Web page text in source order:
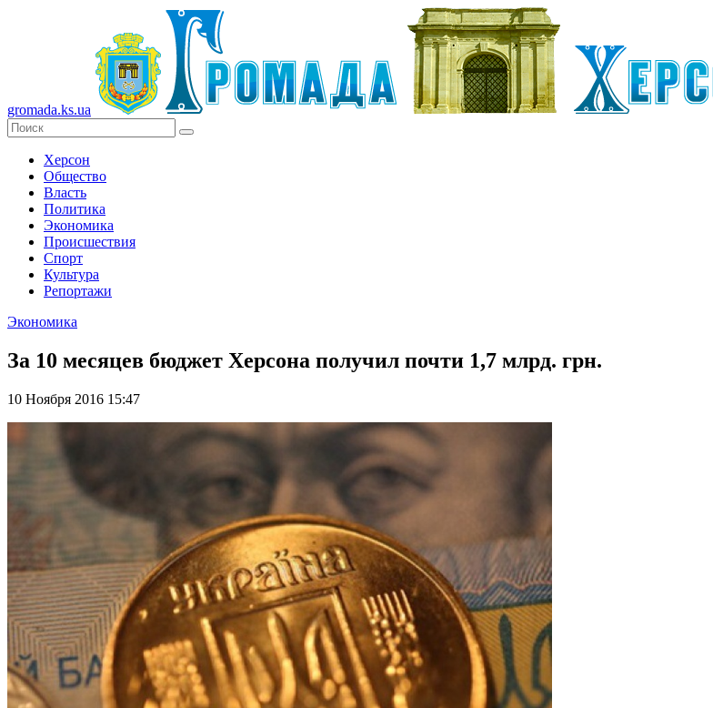
gromada.ks.ua
Херсон
Общество
Власть
Политика
Экономика
Происшествия
Спорт
Культура
Репортажи
Экономика
За 10 месяцев бюджет Херсона получил почти 1,7 млрд. грн.
10 Ноября 2016 15:47